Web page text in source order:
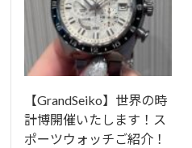
【GrandSeiko】世界の時
計博開催いたします！ス
ポーツウォッチご紹介！